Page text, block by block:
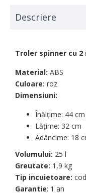
Descriere
Troler spinner cu 2
Material: ABS
Culoare: roz
Dimensiuni:
Înălțime: 44 cm
Lățime: 32 cm
Adâncime: 18
Volumului: 25 l
Greutate: 1,9 kg
Tip incuietoare:
Garantie: 1 an